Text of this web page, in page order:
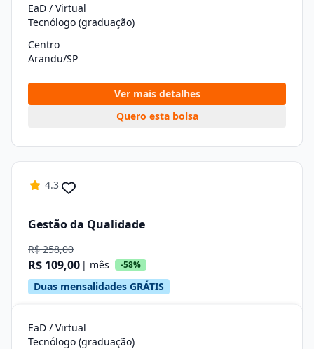
EaD / Virtual
Tecnólogo (graduação)
Centro
Arandu/SP
Ver mais detalhes
Quero esta bolsa
4.3
Gestão da Qualidade
R$ 258,00
R$ 109,00 | mês -58%
Duas mensalidades GRÁTIS
EaD / Virtual
Tecnólogo (graduação)